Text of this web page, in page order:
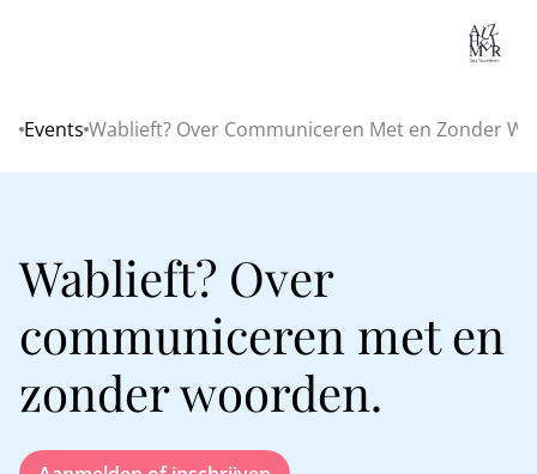
Home
Events Wablieft? Over Communiceren Met en Zonder
Wablieft? Over
communiceren met en
zonder woorden.